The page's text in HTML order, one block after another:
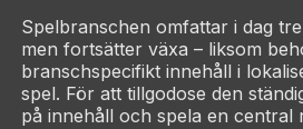
Spelbranschen omfattar i dag
men fortsätter växa – liksom
branschspecifikt innehåll i
spel. För att tillgodose den
på innehåll och spela en central